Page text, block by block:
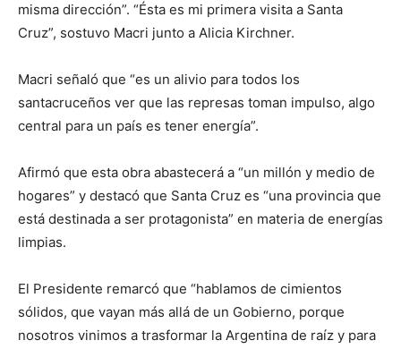
misma dirección”. “Ésta es mi primera visita a Santa
Cruz”, sostuvo Macri junto a Alicia Kirchner.
Macri señaló que “es un alivio para todos los
santacruceños ver que las represas toman impulso, algo
central para un país es tener energía”.
Afirmó que esta obra abastecerá a “un millón y medio de
hogares” y destacó que Santa Cruz es “una provincia que
está destinada a ser protagonista” en materia de energías
limpias.
El Presidente remarcó que “hablamos de cimientos
sólidos, que vayan más allá de un Gobierno, porque
nosotros vinimos a trasformar la Argentina de raíz y para